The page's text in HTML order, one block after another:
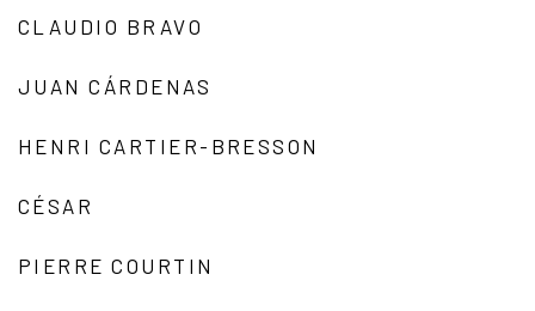
CLAUDIO BRAVO
JUAN CÁRDENAS
HENRI CARTIER-BRESSON
CÉSAR
PIERRE COURTIN